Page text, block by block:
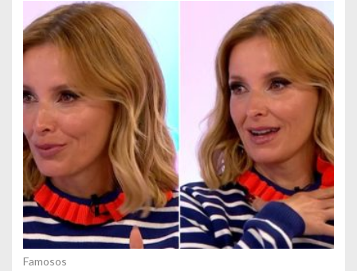
Famosos